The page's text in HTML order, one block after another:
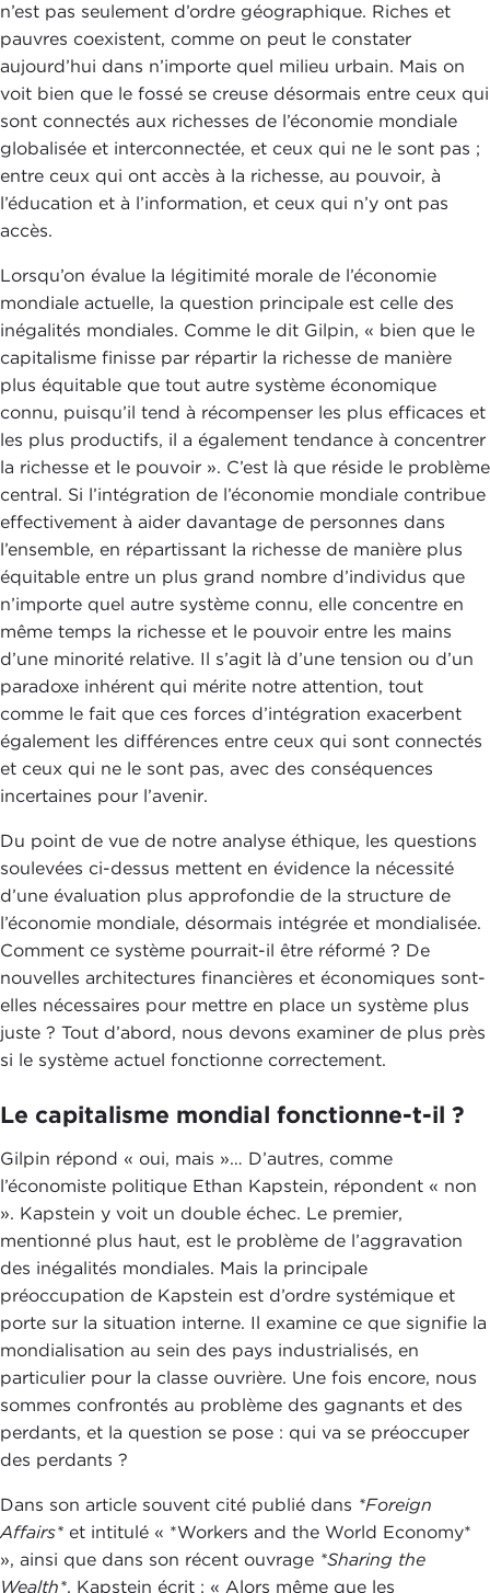
n’est pas seulement d’ordre géographique. Riches et
pauvres coexistent, comme on peut le constater
aujourd’hui dans n’importe quel milieu urbain. Mais on
voit bien que le fossé se creuse désormais entre ceux qui
sont connectés aux richesses de l’économie mondiale
globalisée et interconnectée, et ceux qui ne le sont pas ;
entre ceux qui ont accès à la richesse, au pouvoir, à
l’éducation et à l’information, et ceux qui n’y ont pas
accès.
Lorsqu’on évalue la légitimité morale de l’économie
mondiale actuelle, la question principale est celle des
inégalités mondiales. Comme le dit Gilpin, « bien que le
capitalisme finisse par répartir la richesse de manière
plus équitable que tout autre système économique
connu, puisqu’il tend à récompenser les plus efficaces et
les plus productifs, il a également tendance à concentrer
la richesse et le pouvoir ». C’est là que réside le problème
central. Si l’intégration de l’économie mondiale contribue
effectivement à aider davantage de personnes dans
l’ensemble, en répartissant la richesse de manière plus
équitable entre un plus grand nombre d’individus que
n’importe quel autre système connu, elle concentre en
même temps la richesse et le pouvoir entre les mains
d’une minorité relative. Il s’agit là d’une tension ou d’un
paradoxe inhérent qui mérite notre attention, tout
comme le fait que ces forces d’intégration exacerbent
également les différences entre ceux qui sont connectés
et ceux qui ne le sont pas, avec des conséquences
incertaines pour l’avenir.
Du point de vue de notre analyse éthique, les questions
soulevées ci-dessus mettent en évidence la nécessité
d’une évaluation plus approfondie de la structure de
l’économie mondiale, désormais intégrée et mondialisée.
Comment ce système pourrait-il être réformé ? De
nouvelles architectures financières et économiques sont-
elles nécessaires pour mettre en place un système plus
juste ? Tout d’abord, nous devons examiner de plus près
si le système actuel fonctionne correctement.
Le capitalisme mondial fonctionne-t-il ?
Gilpin répond « oui, mais »… D’autres, comme
l’économiste politique Ethan Kapstein, répondent « non
». Kapstein y voit un double échec. Le premier,
mentionné plus haut, est le problème de l’aggravation
des inégalités mondiales. Mais la principale
préoccupation de Kapstein est d’ordre systémique et
porte sur la situation interne. Il examine ce que signifie la
mondialisation au sein des pays industrialisés, en
particulier pour la classe ouvrière. Une fois encore, nous
sommes confrontés au problème des gagnants et des
perdants, et la question se pose : qui va se préoccuper
des perdants ?
Dans son article souvent cité publié dans *Foreign
Affairs* et intitulé « *Workers and the World Economy*
», ainsi que dans son récent ouvrage *Sharing the
Wealth*, Kapstein écrit : « Alors même que les